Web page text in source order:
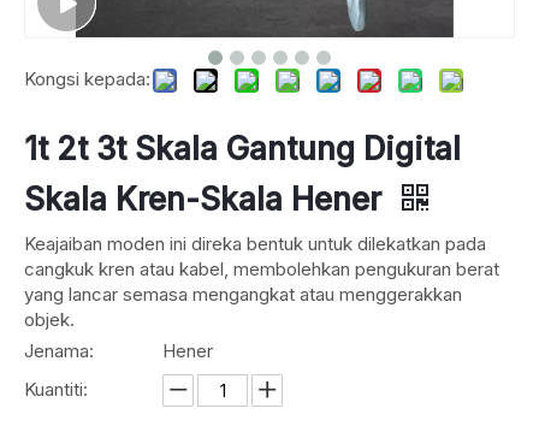
Kongsi kepada:
1t 2t 3t Skala Gantung Digital
Skala Kren-Skala Hener
Keajaiban moden ini direka bentuk untuk dilekatkan pada
cangkuk kren atau kabel, membolehkan pengukuran berat
yang lancar semasa mengangkat atau menggerakkan
objek.
Jenama:
Hener
Kuantiti: